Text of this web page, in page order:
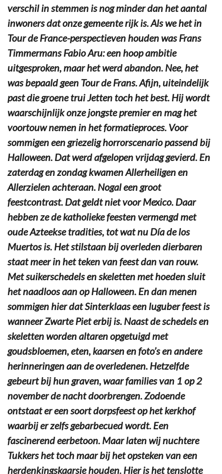
verschil in stemmen is nog minder dan het aantal
inwoners dat onze gemeente rijk is. Als we het in
Tour de France-perspectieven houden was Frans
Timmermans Fabio Aru: een hoop ambitie
uitgesproken, maar het werd abandon. Nee, het
was bepaald geen Tour de Frans. Afijn, uiteindelijk
past die groene trui Jetten toch het best. Hij wordt
waarschijnlijk onze jongste premier en mag het
voortouw nemen in het formatieproces. Voor
sommigen een griezelig horrorscenario passend bij
Halloween. Dat werd afgelopen vrijdag gevierd. En
zaterdag en zondag kwamen Allerheiligen en
Allerzielen achteraan. Nogal een groot
feestcontrast. Dat geldt niet voor Mexico. Daar
hebben ze de katholieke feesten vermengd met
oude Azteekse tradities, tot wat nu Día de los
Muertos is. Het stilstaan bij overleden dierbaren
staat meer in het teken van feest dan van rouw.
Met suikerschedels en skeletten met hoeden sluit
het naadloos aan op Halloween. En dan menen
sommigen hier dat Sinterklaas een luguber feest is
wanneer Zwarte Piet erbij is. Naast de schedels en
skeletten worden altaren opgetuigd met
goudsbloemen, eten, kaarsen en foto’s en andere
herinneringen aan de overledenen. Hetzelfde
gebeurt bij hun graven, waar families van 1 op 2
november de nacht doorbrengen. Zodoende
ontstaat er een soort dorpsfeest op het kerkhof
waarbij er zelfs gebarbecued wordt. Een
fascinerend eerbetoon. Maar laten wij nuchtere
Tukkers het toch maar bij het opsteken van een
herdenkingskaarsje houden. Hier is het tenslotte